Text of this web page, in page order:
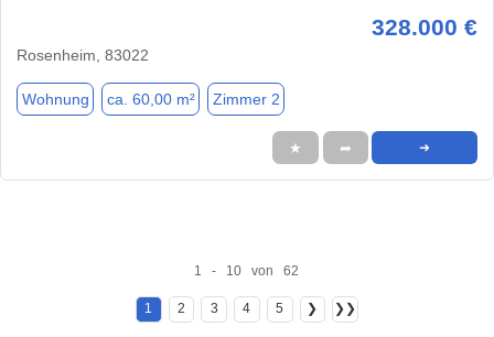
328.000 €
Rosenheim, 83022
Wohnung ca. 60,00 m² Zimmer 2
★ ➦ ➜
1 - 10 von 62
1 2 3 4 5 ❯ ❯❯